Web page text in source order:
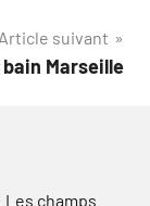
Article suivant
Marseille
Les champs